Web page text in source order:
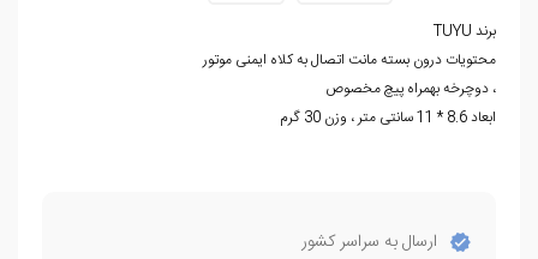
برند TUYU
محتویات درون بسته مانت اتصال به کلاه ایمنی موتور
، دوچرخه بهمراه پیچ مخصوص
ابعاد 8.6 * 11 سانتی متر ، وزن 30 گرم
ارسال به سراسر کشور